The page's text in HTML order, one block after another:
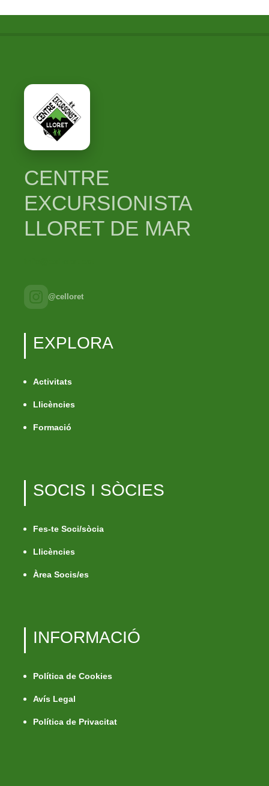
CENTRE
EXCURSIONISTA
LLORET DE MAR
@celloret
EXPLORA
Activitats
Llicències
Formació
SOCIS I SÒCIES
Fes-te Soci/sòcia
Llicències
Àrea Socis/es
INFORMACIÓ
Política de Cookies
Avís Legal
Política de Privacitat